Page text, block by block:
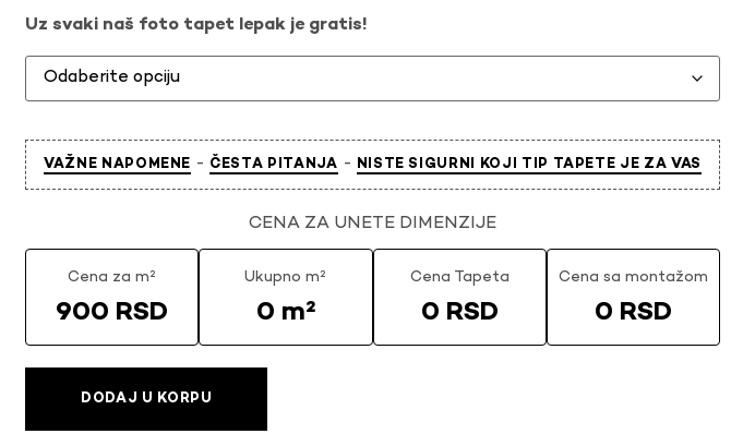
Uz svaki naš foto tapet lepak je gratis!
VAŽNE NAPOMENE - ČESTA PITANJA - NISTE SIGURNI KOJI TIP TAPETE JE ZA VAS
CENA ZA UNETE DIMENZIJE
Cena za m²
900 RSD
Ukupno m²
0 m²
Cena Tapeta
0 RSD
Cena sa montažom
0 RSD
DODAJ U KORPU